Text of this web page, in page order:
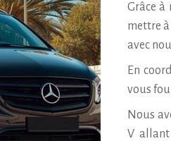
Grâce à
mettre
avec
En
vous
Nous
V allant